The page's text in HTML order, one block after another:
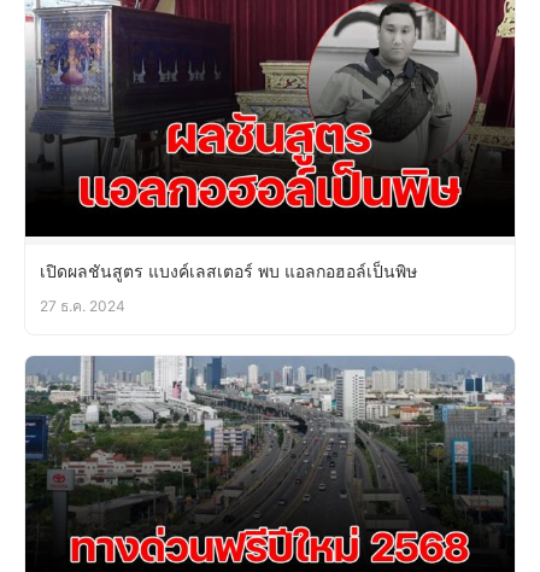
เปิดผลชันสูตร แบงค์เลสเตอร์ พบ แอลกอฮอล์เป็นพิษ
27 ธ.ค. 2024